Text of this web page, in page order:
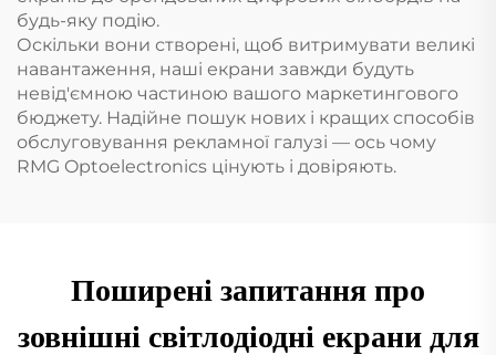
будь-яку подію.
Оскільки вони створені, щоб витримувати великі
навантаження, наші екрани завжди будуть
невід'ємною частиною вашого маркетингового
бюджету. Надійне пошук нових і кращих способів
обслуговування рекламної галузі — ось чому
RMG Optoelectronics цінують і довіряють.
Поширені запитання про
зовнішні світлодіодні екрани для